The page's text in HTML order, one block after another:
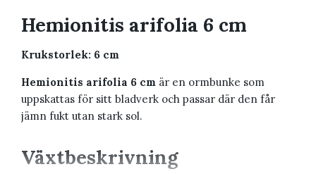
Hemionitis arifolia 6 cm
Krukstorlek: 6 cm
Hemionitis arifolia 6 cm är en ormbunke som
uppskattas för sitt bladverk och passar där den får
jämn fukt utan stark sol.
Växtbeskrivning